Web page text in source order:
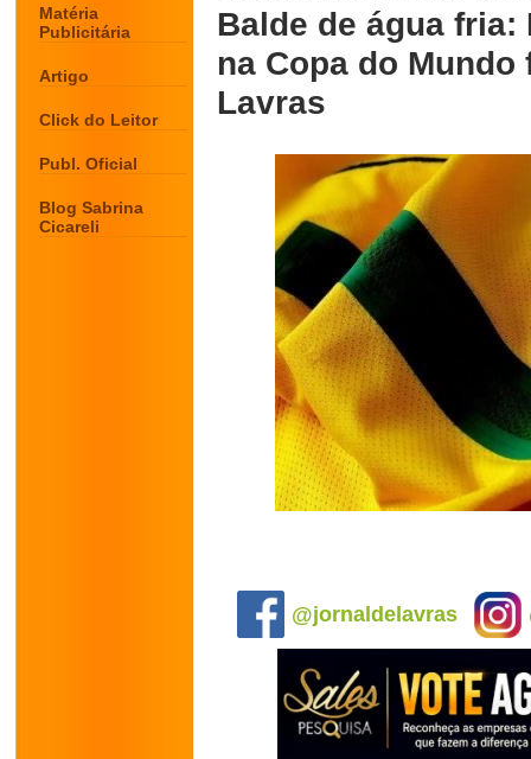
Matéria
Publicitária
Artigo
Click do Leitor
Publ. Oficial
Blog Sabrina
Cicareli
Balde de água
na Copa do
Lavras
@jornaldelavras